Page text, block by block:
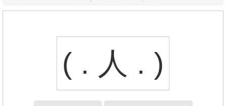
( . 人 . )